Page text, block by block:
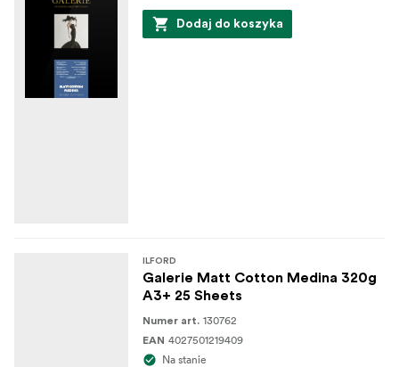
Dodaj do koszyka
ILFORD
Galerie Matt Cotton Medina 320g
A3+ 25 Sheets
Numer art. 130762
EAN 4027501219409
Na stanie